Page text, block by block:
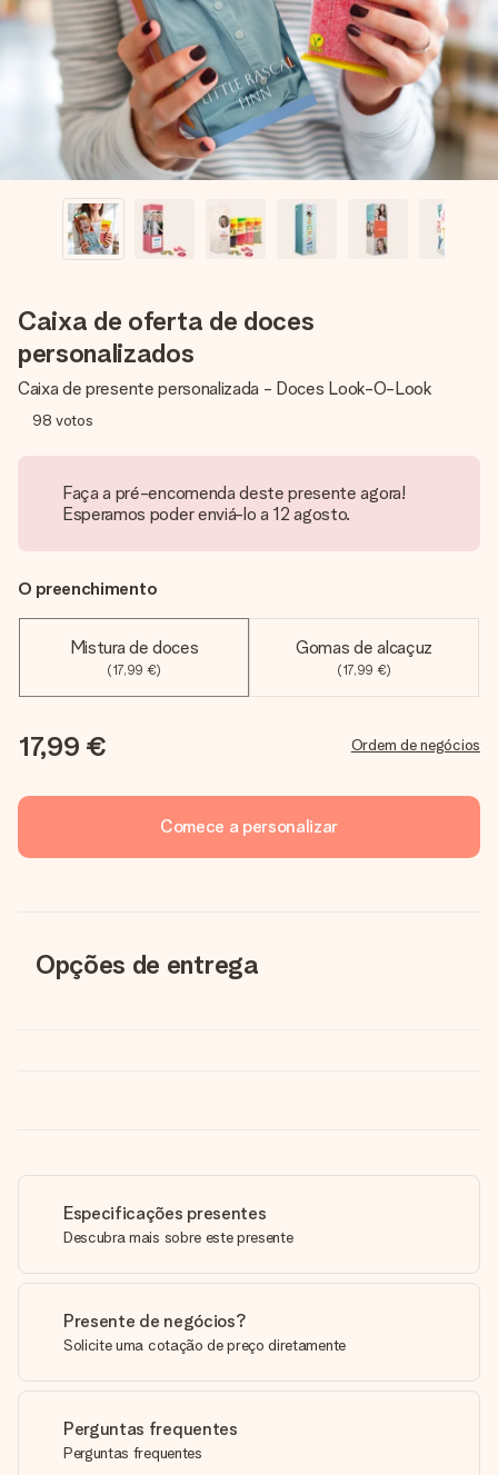
dela, uma foto ou uma mensagem que realmente toca o
coração. Sem complicações, apenas todo o amor num
momento especial.
Caixa de oferta de doces
personalizados
Caixa de presente personalizada - Doces Look-O-Look
98 votos
Faça a pré-encomenda deste presente agora!
Esperamos poder enviá-lo a 12 agosto.
O preenchimento
Mistura de doces
(17,99 €)
Gomas de alcaçuz
(17,99 €)
17,99 € Ordem de negócios
Comece a personalizar
Opções de entrega
Especificações presentes
Descubra mais sobre este presente
Presente de negócios?
Solicite uma cotação de preço diretamente
Perguntas frequentes
Perguntas frequentes